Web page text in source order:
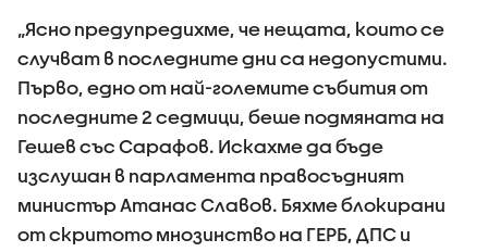
„Ясно предупредихме, че нещата, които се
случват в последните дни са недопустими.
Първо, едно от най-големите събития от
последните 2 седмици, беше подмяната на
Гешев със Сарафов. Искахме да бъде
изслушан в парламента правосъдният
министър Атанас Славов. Бяхме блокирани
от скритото мнозинство на ГЕРБ, ДПС и